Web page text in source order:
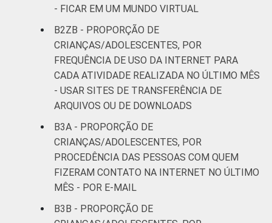
- FICAR EM UM MUNDO VIRTUAL
B2ZB - PROPORÇÃO DE
CRIANÇAS/ADOLESCENTES, POR
FREQUÊNCIA DE USO DA INTERNET PARA
CADA ATIVIDADE REALIZADA NO ÚLTIMO MÊS
- USAR SITES DE TRANSFERÊNCIA DE
ARQUIVOS OU DE DOWNLOADS
B3A - PROPORÇÃO DE
CRIANÇAS/ADOLESCENTES, POR
PROCEDÊNCIA DAS PESSOAS COM QUEM
FIZERAM CONTATO NA INTERNET NO ÚLTIMO
MÊS - POR E-MAIL
B3B - PROPORÇÃO DE